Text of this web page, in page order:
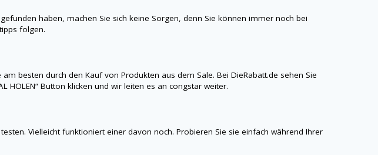
haben, machen Sie sich keine Sorgen, denn Sie können immer noch bei
folgen.
besten durch den Kauf von Produkten aus dem Sale. BeiDieRabatt.de sehen Sie
HOLEN“ Button klicken und wir leiten es ancongstar weiter.
Vielleicht funktioniert einer davon noch. Probieren Sie sie einfach während Ihrer